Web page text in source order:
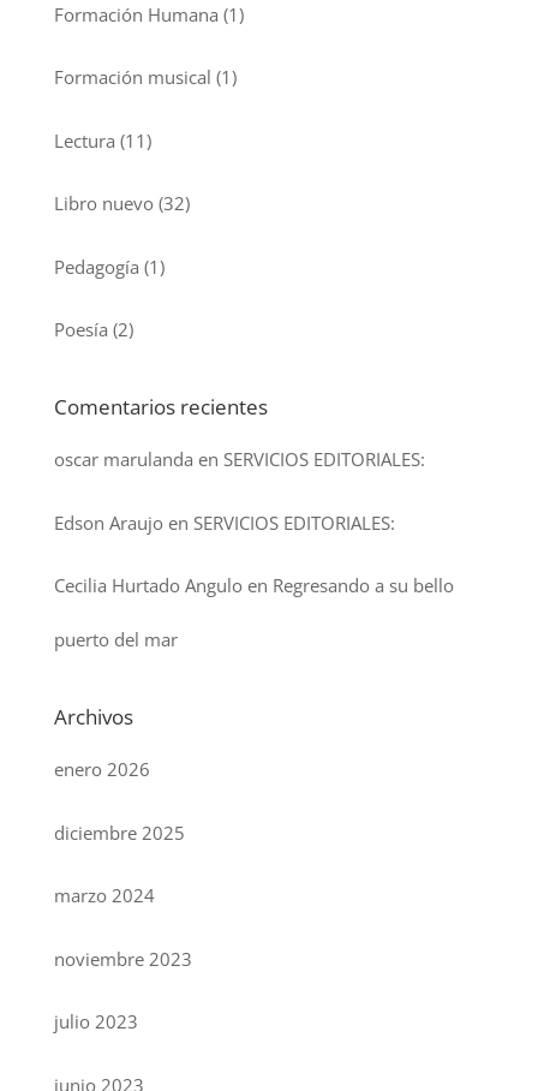
Formación Humana (1)
Formación musical (1)
Lectura (11)
Libro nuevo(32)
Pedagogía (1)
Poesía (2)
Comentarios recientes
oscar marulanda en SERVICIOS EDITORIALES:
Edson Araujoen SERVICIOS EDITORIALES:
Cecilia Hurtado Anguloen Regresando a su bello
puerto del mar
Archivos
enero 2026
diciembre 2025
marzo 2024
noviembre 2023
julio 2023
junio 2023